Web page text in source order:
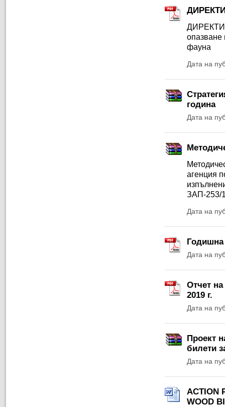
опазване
фауна
Дата на
година
Дата на
агенция
ЗАП-253/
Дата на
Годишна
Дата на
Отчет
2019 г.
Дата на
Проект
билети
Дата на
ACTION
WOOD